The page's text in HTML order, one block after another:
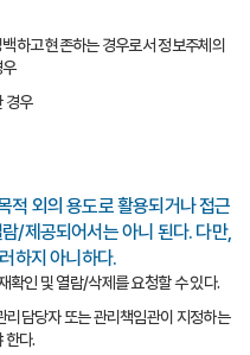
하고 현존하는 경우로서 정보주체의
경우
외의 용도로 활용되거나 접근
/제공되어서는 아니 된다. 다만,
하지 아니하다.
확인 및 열람/삭제를 요청할 수 있다.
담당자 또는 관리책임관이 지정하는
한다.